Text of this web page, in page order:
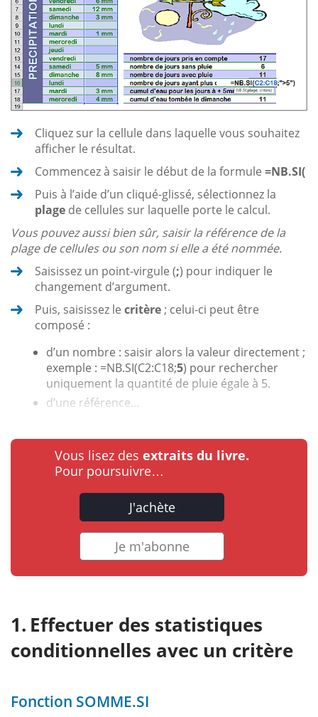
Cliquez sur la cellule dans laquelle vous souhaitez
afficher le résultat.
Commencez à saisir le début de la formule =NB.SI(
Puis à l’aide d’un cliqué-glissé, sélectionnez la
plage de cellules sur laquelle porte le calcul.
Vous pouvez aussi bien sûr, saisir la référence de la
plage de cellules ou son nom si elle a été nommée.
Saisissez un point-virgule (;) pour indiquer le
changement d’argument.
Puis, saisissez le critère ; celui-ci peut être
composé :
d’un nombre : saisir alors la valeur directement ;
exemple : =NB.SI(C2:C18;5) pour rechercher
uniquement la quantité de pluie égale à 5.
d’une référence...
Vous lisez des extraits du livre.
Pour poursuivre…
J'achète
Je m'abonne
Effectuer des statistiques
conditionnelles avec un critère
Fonction SOMME.SI